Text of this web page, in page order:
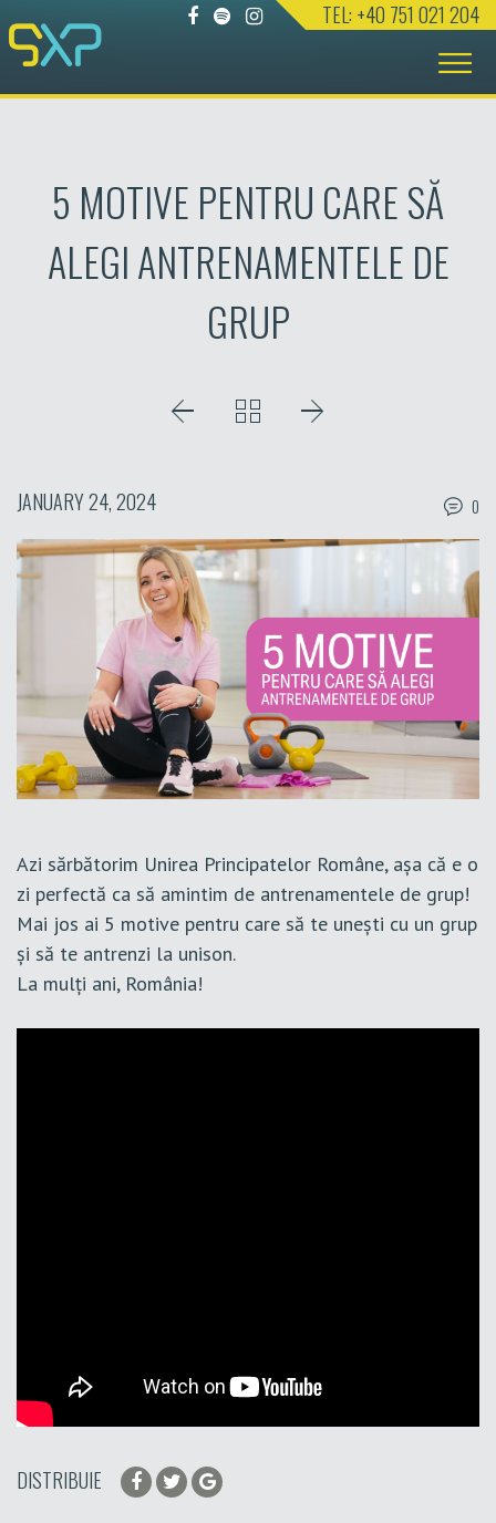
TEL: +40 751 021 204
5 MOTIVE PENTRU CARE SĂ
ALEGI ANTRENAMENTELE DE
GRUP
JANUARY 24, 2024 0
Azi sărbătorim Unirea Principatelor Române, așa că e o
zi perfectă ca să amintim de antrenamentele de grup!
Mai jos ai 5 motive pentru care să te unești cu un grup
și să te antrenzi la unison.
La mulți ani, România!
DISTRIBUIE